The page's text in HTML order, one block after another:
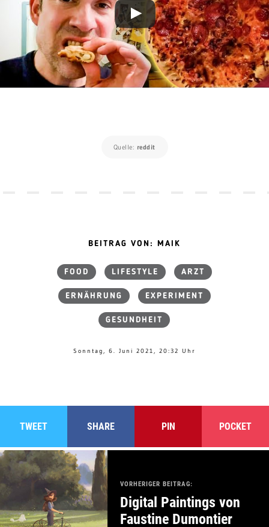
Quelle: reddit
BEITRAG VON: MAIK
FOOD LIFESTYLE ARZT
ERNÄHRUNG EXPERIMENT
GESUNDHEIT
Sonntag, 6. Juni 2021, 20:32 Uhr
TWEET SHARE PIN POCKET
VORHERIGER BEITRAG:
Digital Paintings von
Faustine Dumontier